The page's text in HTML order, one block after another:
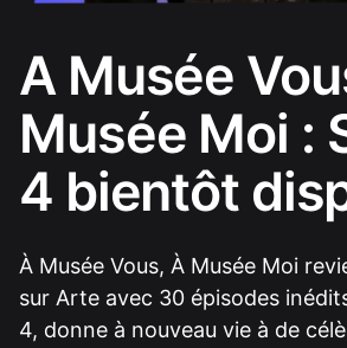
A Musée
Musée Moi :
4 bientôt
À Musée Vous, À Musée Moi
sur Arte avec 30 épisodes
4, donne à nouveau vie à de